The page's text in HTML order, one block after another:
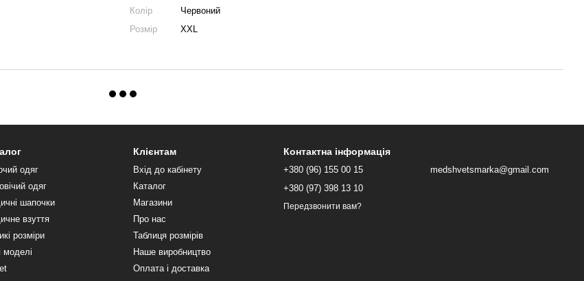
Колір
Червоний
Розмір
XXL
одяг
одяг
шапочки
взуття
розміри
моделі
Клієнтам
Вхід до кабінету
Каталог
Магазини
Про нас
Таблиця розмірів
Наше виробництво
Оплата і доставка
Контактна інформація
+380 (96) 155 00 15
+380 (97) 398 13 10
Передзвонити вам?
medshvetsmarka@gmail.com